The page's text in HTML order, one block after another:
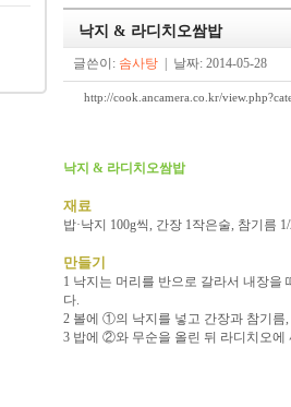
낙지 & 라디치오쌈밥
글쓴이: 솜사탕 | 날짜: 2014-05-28
http://cook.ancamera.co.kr/
낙지 & 라디치오쌈밥
재료
밥·낙지 100g씩, 간장 1작은술, 참기름
만들기
1 낙지는 머리를 반으로 갈라서 내장을
다.
2 볼에 ①의 낙지를 넣고 간장과 참기름
3 밥에 ②와 무순을 올린 뒤 라디치오에